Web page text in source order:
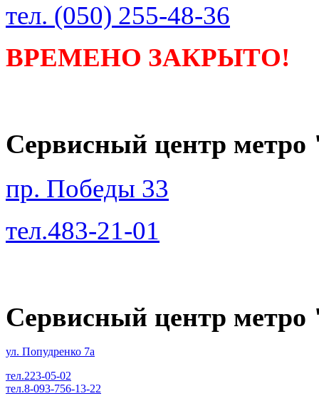
тел. (050) 255-48-36
ВРЕМЕНО ЗАКРЫТО!
Сервисный центр метро
пр. Победы 33
тел.483-21-01
Сервисный центр
ул. Попудренко 7а
тел.223-05-02
тел.8-093-756-13-22